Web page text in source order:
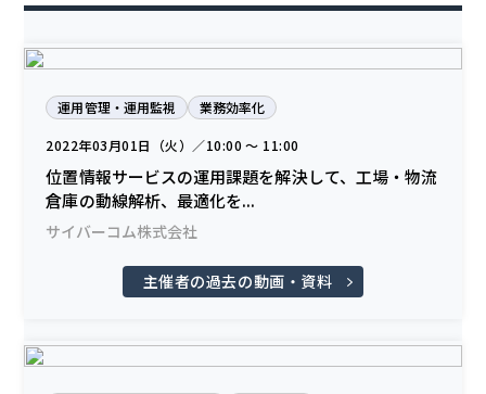
運用管理・運用監視 業務効率化
2022年03月01日（火）／10:00 〜 11:00
位置情報サービスの運用課題を解決して、工場・物流
倉庫の動線解析、最適化を...
サイバーコム株式会社
主催者の過去の動画・資料